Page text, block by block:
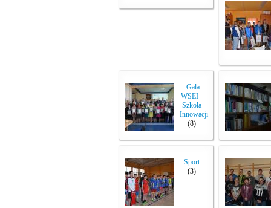
Gala
WSEI -
Szkoła
Innowacji
(8)
Sport
(3)